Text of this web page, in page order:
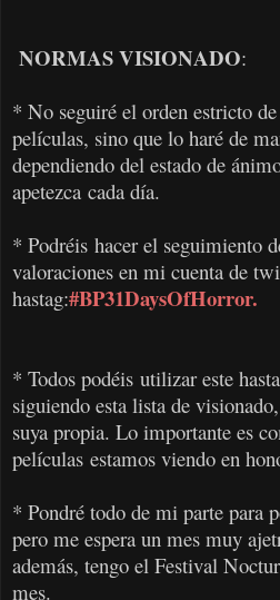
NORMAS VISIONADO:
* No seguiré el orden estricto
películas, sino que lo haré de
dependiendo del estado de
apetezca cada día.
* Podréis hacer el seguimiento
valoraciones en mi cuenta de
hastag:#BP31DaysOfHorror.
* Todos podéis utilizar este
siguiendo esta lista de
suya propia. Lo importante es
películas estamos viendo en
* Pondré todo de mi parte para
pero me espera un mes muy
además, tengo el Festival
mes.